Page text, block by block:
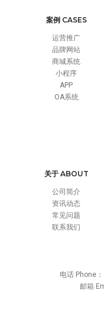
案例 CASES
运营推广
品牌网站
商城系统
小程序
APP
OA系统
关于 ABOUT
公司简介
资讯动态
常见问题
联系我们
电话 Phone：
邮箱